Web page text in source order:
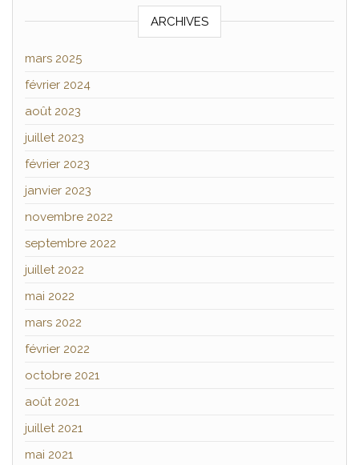
ARCHIVES
mars 2025
février 2024
août 2023
juillet 2023
février 2023
janvier 2023
novembre 2022
septembre 2022
juillet 2022
mai 2022
mars 2022
février 2022
octobre 2021
août 2021
juillet 2021
mai 2021